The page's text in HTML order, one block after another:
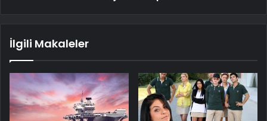
İlgili Makaleler